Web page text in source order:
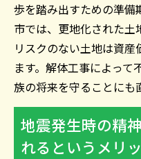
歩を踏み出すための準備
市では、更地化された
リスクのない土地は資
ます。解体工事によっ
族の将来を守ることにも
地震発生時の精
れるというメリ